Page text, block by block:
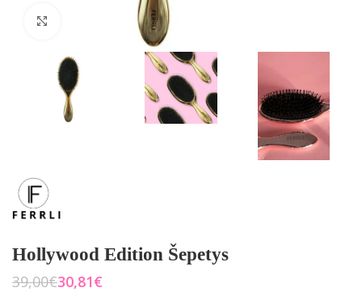
Spustelėkite norėdami padidinti
Hollywood Edition Šepetys
39,00€30,81€